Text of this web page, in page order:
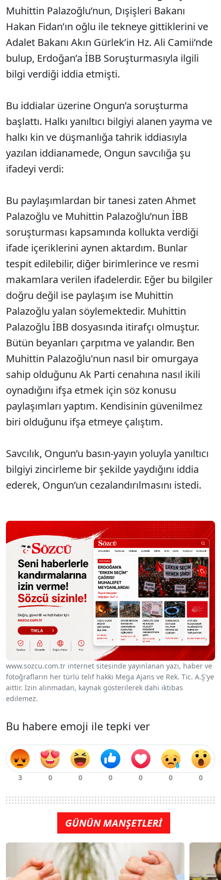
Muhittin Palazoğlu’nun, Dışişleri Bakanı
Hakan Fidan’ın oğlu ile tekneye gittiklerini ve
Adalet Bakanı Akın Gürlek’in Hz. Ali Camii’nde
bulup, Erdoğan’a İBB Soruşturmasıyla ilgili
bilgi verdiği iddia etmişti.
Bu iddialar üzerine Ongun’a soruşturma
başlattı. Halkı yanıltıcı bilgiyi alanen yayma ve
halkı kin ve düşmanlığa tahrik iddiasıyla
yazılan iddianamede, Ongun savcılığa şu
ifadeyi verdi:
Bu paylaşımlardan bir tanesi zaten Ahmet
Palazoğlu ve Muhittin Palazoğlu’nun İBB
soruşturması kapsamında kollukta verdiği
ifade içeriklerini aynen aktardım. Bunlar
tespit edilebilir, diğer birimlerince ve resmi
makamlara verilen ifadelerdir. Eğer bu bilgiler
doğru değil ise paylaşım ise Muhittin
Palazoğlu yalan söylemektedir. Muhittin
Palazoğlu İBB dosyasında itirafçı olmuştur.
Bütün beyanları çarpıtma ve yalandır. Ben
Muhittin Palazoğlu'nun nasıl bir omurgaya
sahip olduğunu Ak Parti cenahına nasıl ikili
oynadığını ifşa etmek için söz konusu
paylaşımları yaptım. Kendisinin güvenilmez
biri olduğunu ifşa etmeye çalıştım.
Savcılık, Ongun’u basın-yayın yoluyla yanıltıcı
bilgiyi zincirleme bir şekilde yaydığını iddia
ederek, Ongun’un cezalandırılmasını istedi.
www.sozcu.com.tr internet sitesinde yayınlanan yazı, haber ve
fotoğrafların her türlü telif hakkı Mega Ajans ve Rek. Tic. A.Ş'ye
aittir. İzin alınmadan, kaynak gösterilerek dahi iktibas
edilemez.
Bu habere emoji ile tepki ver
GÜNÜN MANŞETLERİ